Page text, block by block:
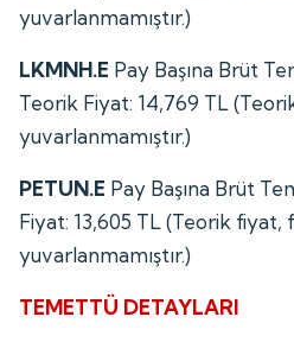
yuvarlanmamıştır.)
LKMNH.E Pay Başına Brüt
Teorik Fiyat: 14,769 TL
yuvarlanmamıştır.)
PETUN.E Pay Başına Brüt
Fiyat: 13,605 TL (Teorik fiyat,
yuvarlanmamıştır.)
TEMETTÜ DETAYLARI